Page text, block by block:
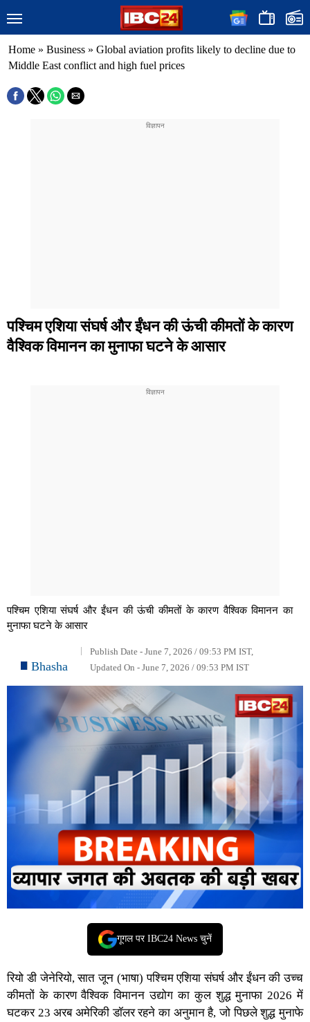
Home » Business » Global aviation profits likely to decline due to
Middle East conflict and high fuel prices
पश्चिम एशिया संघर्ष और ईंधन की ऊंची कीमतों के कारण
वैश्विक विमानन का मुनाफा घटने के आसार
पश्चिम एशिया संघर्ष और ईंधन की ऊंची कीमतों के कारण वैश्विक विमानन का
मुनाफा घटने के आसार
Bhasha
Publish Date - June 7, 2026 / 09:53 PM IST,
Updated On - June 7, 2026 / 09:53 PM IST
गूगल पर IBC24 News चुनें
रियो डी जेनेरियो, सात जून (भाषा) पश्चिम एशिया संघर्ष और ईंधन की उच्च
कीमतों के कारण वैश्विक विमानन उद्योग का कुल शुद्ध मुनाफा 2026 में
घटकर 23 अरब अमेरिकी डॉलर रहने का अनुमान है, जो पिछले शुद्ध मुनाफे